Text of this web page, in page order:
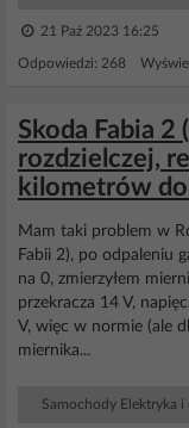
21 Paź 2023 16:25
Odpowiedzi: 268
Skoda Fabia 2
rozdzielczej,
kilometrów
Mam taki problem w
Fabii 2), po odpaleniu
na 0, zmierzyłem
przekracza 14 V,
V, więc w normie (ale
miernika...
Samochody Elektryka i